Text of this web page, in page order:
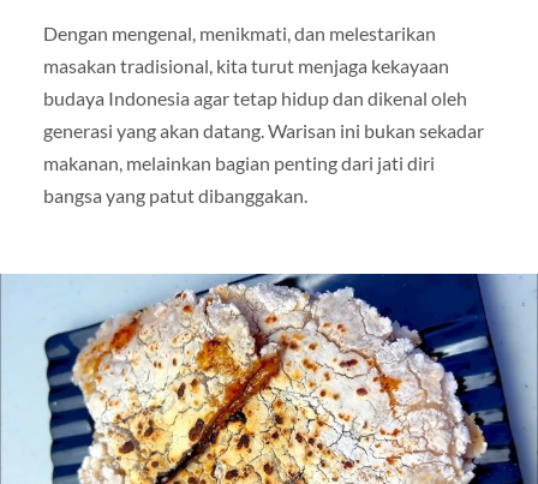
Dengan mengenal, menikmati, dan melestarikan
masakan tradisional, kita turut menjaga kekayaan
budaya Indonesia agar tetap hidup dan dikenal oleh
generasi yang akan datang. Warisan ini bukan sekadar
makanan, melainkan bagian penting dari jati diri
bangsa yang patut dibanggakan.